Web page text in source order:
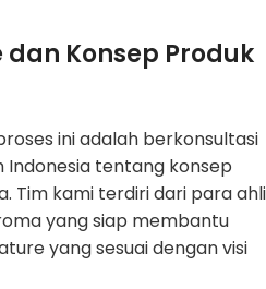
Konsep Produk
ini adalah berkonsultasi
Indonesia tentang konsep
Tim kami terdiri dari para ahli
yang siap membantu
yang sesuai dengan visi